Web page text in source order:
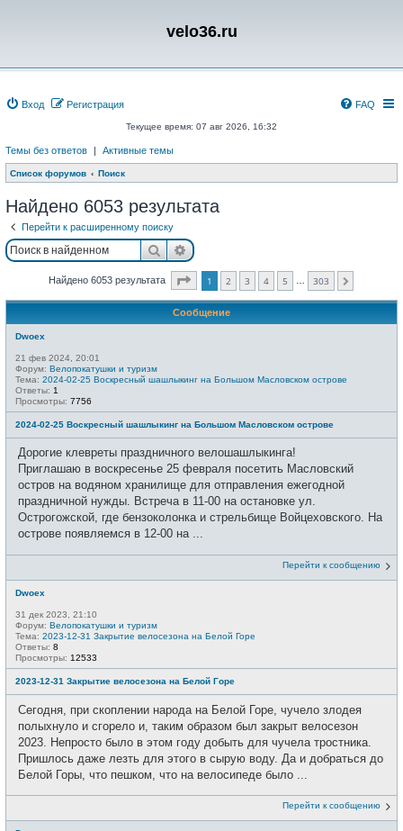
velo36.ru
Вход Регистрация FAQ
Текущее время: 07 авг 2026, 16:32
Темы без ответов | Активные темы
Список форумов Поиск
Найдено 6053 результата
Перейти к расширенному поиску
ПоискРасширенный поиск
Найдено 6053 результата Страница из 303
1 2 3 4 5 303
Сообщение
Dwoex
21 фев 2024, 20:01
Форум: Велопокатушки и туризм
Тема: 2024-02-25 Воскресный шашлыкинг на Большом Масловском острове
Ответы: 1
Просмотры: 7756
2024-02-25 Воскресный шашлыкинг на Большом Масловском острове
Дорогие клевреты праздничного велошашлыкинга!
Приглашаю в воскресенье 25 февраля посетить Масловский
остров на водяном хранилище для отправления ежегодной
праздничной нужды. Встреча в 11-00 на остановке ул.
Острогожской, где бензоколонка и стрельбище Войцеховского. На
острове появляемся в 12-00 на ...
Перейти к сообщению
Dwoex
31 дек 2023, 21:10
Форум: Велопокатушки и туризм
Тема: 2023-12-31 Закрытие велосезона на Белой Горе
Ответы: 8
Просмотры: 12533
2023-12-31 Закрытие велосезона на Белой Горе
Сегодня, при скоплении народа на Белой Горе, чучело злодея
полыхнуло и сгорело и, таким образом был закрыт велосезон
2023. Непросто было в этом году добыть для чучела тростника.
Пришлось даже лезть для этого в сырую воду. Да и добраться до
Белой Горы, что пешком, что на велосипеде было ...
Перейти к сообщению